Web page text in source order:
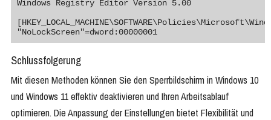
Windows Registry Editor Version 5.00
"NoLockScreen"=dword:00000001
Schlussfolgerung
Mit diesen Methoden können Sie den Sperrbildschirm in Windows 10
und Windows 11 effektiv deaktivieren und Ihren Arbeitsablauf
optimieren. Die Anpassung der Einstellungen bietet Flexibilität und